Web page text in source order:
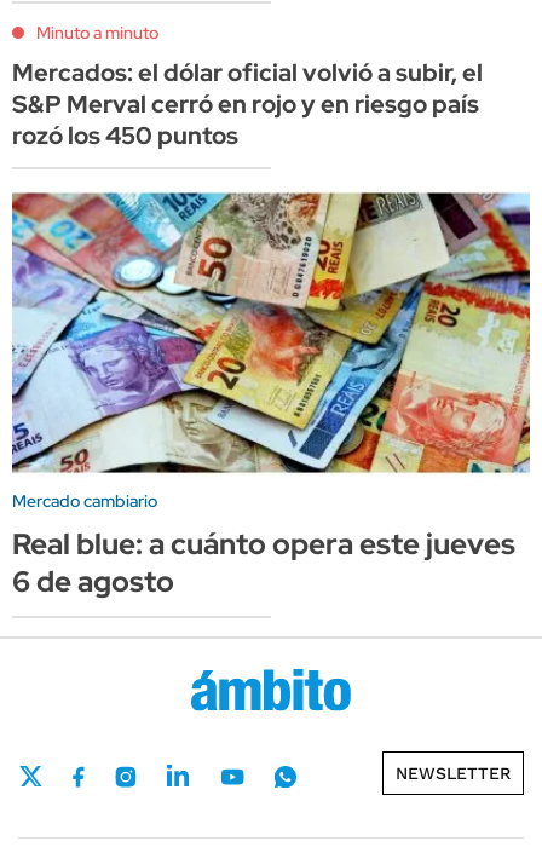
Minuto a minuto
Mercados: el dólar oficial volvió a subir, el
S&P Merval cerró en rojo y en riesgo país
rozó los 450 puntos
Mercado cambiario
Real blue: a cuánto opera este jueves
6 de agosto
NEWSLETTER